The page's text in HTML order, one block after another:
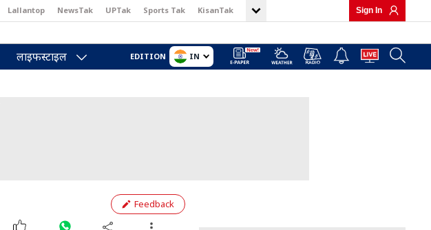
Lallantop NewsTak UPTak Sports Tak KisanTak Sign In
लाइफस्टाइल EDITION IN
Feedback